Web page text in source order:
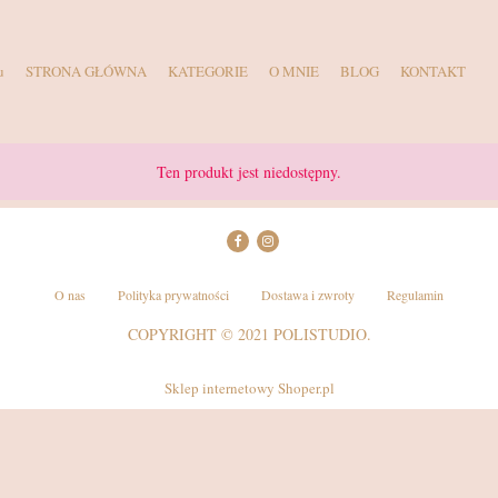
STRONA GŁÓWNA KATEGORIE O MNIE BLOG KONTAKT
Ten produkt jest niedostępny.
O nas Polityka prywatności Dostawa i zwroty Regulamin
COPYRIGHT © 2021 POLISTUDIO.
Sklep internetowy Shoper.pl